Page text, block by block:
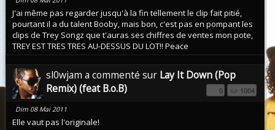
J'ai même pas regarder jusqu'à la fin tellement le clip fait pitié,
pourtant il a du talent Booby, mais bon, c'est pas en pompant les
clips de Trey Songz que t'auras ses chiffres de ventes mon pote,
TREY EST TRES TRES AU-DESSUS DU LOT!! Peace
sl0wjam a commenté sur Lay It Down (Pop
Remix) (feat B.o.B)
0 1004
Dim 08 Mai 2011
Elle vaut pas l'originale!